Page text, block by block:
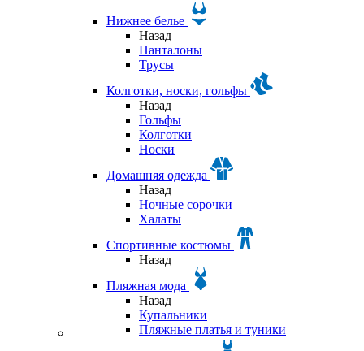
Нижнее белье
Назад
Панталоны
Трусы
Колготки, носки, гольфы
Назад
Гольфы
Колготки
Носки
Домашняя одежда
Назад
Ночные сорочки
Халаты
Спортивные костюмы
Назад
Пляжная мода
Назад
Купальники
Пляжные платья и туники